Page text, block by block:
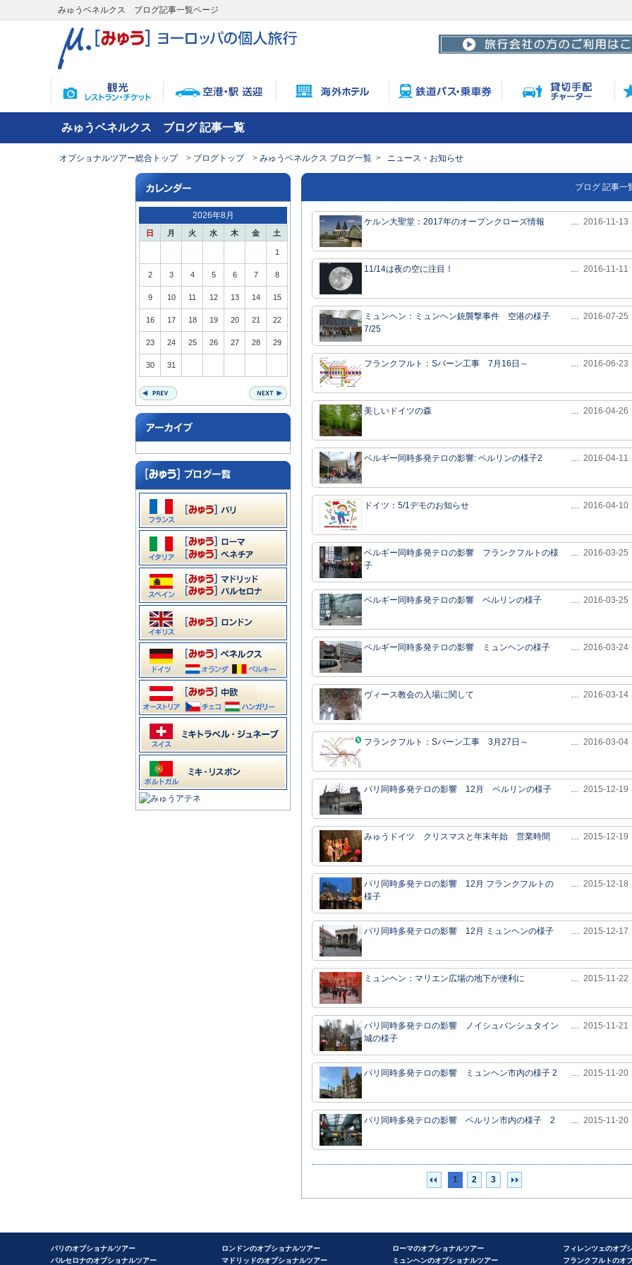
みゅうベネルクス ブログ記事一覧ページ
みゅうベネルクス ブログ 記事一覧
オプショナルツアー総合トップ ブログトップ みゅうベネルクス ブログ一覧 ニュース・お知らせ
2026年8月
日 月 火 水 木 金 土
1
2 3 4 5 6 7 8
9 10 11 12 13 14 15
16 17 18 19 20 21 22
23 24 25 26 27 28 29
30 31
ブログ 記事一
ケルン大聖堂：2017年のオープンクローズ情報 … 2016-11-13
11/14は夜の空に注目！ … 2016-11-11
ミュンヘン：ミュンヘン銃襲撃事件 空港の様子
7/25
… 2016-07-25
フランクフルト：Sバーン工事 7月16日～ … 2016-06-23
美しいドイツの森 … 2016-04-26
ベルギー同時多発テロの影響: ベルリンの様子2 … 2016-04-11
ドイツ：5/1デモのお知らせ … 2016-04-10
ベルギー同時多発テロの影響 フランクフルトの様
子
… 2016-03-25
ベルギー同時多発テロの影響 ベルリンの様子 … 2016-03-25
ベルギー同時多発テロの影響 ミュンヘンの様子 … 2016-03-24
ヴィース教会の入場に関して … 2016-03-14
フランクフルト：Sバーン工事 3月27日～ … 2016-03-04
パリ同時多発テロの影響 12月 ベルリンの様子 … 2015-12-19
みゅうドイツ クリスマスと年末年始 営業時間 … 2015-12-19
パリ同時多発テロの影響 12月 フランクフルトの
様子
… 2015-12-18
パリ同時多発テロの影響 12月 ミュンヘンの様子 … 2015-12-17
ミュンヘン：マリエン広場の地下が便利に … 2015-11-22
パリ同時多発テロの影響 ノイシュバンシュタイン
城の様子
… 2015-11-21
パリ同時多発テロの影響 ミュンヘン市内の様子 2 … 2015-11-20
パリ同時多発テロの影響 ベルリン市内の様子 2 … 2015-11-20
1 2 3
パリのオプショナルツアー
バルセロナのオプショナルツアー
ロンドンのオプショナルツアー
マドリッドのオプショナルツアー
ローマのオプショナルツアー
ミュンヘンのオプショナルツアー
フィレンツェのオプ
フランクフルトのオ